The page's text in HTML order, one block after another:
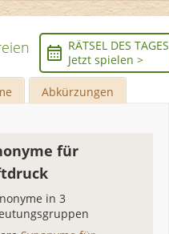
RÄTSEL DES TAGES
Jetzt spielen >
Abkürzungen
für
in 3